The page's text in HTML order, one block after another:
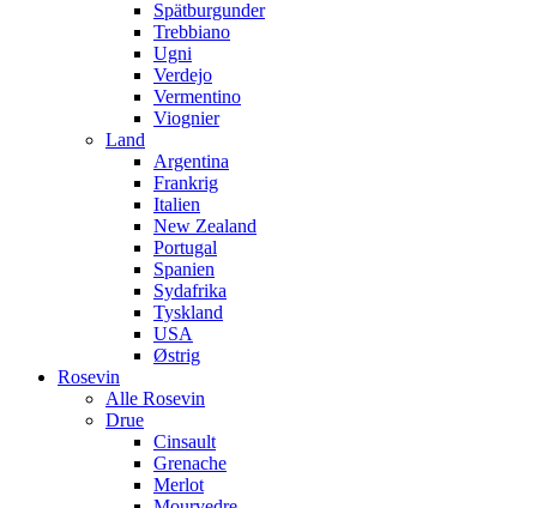
Spätburgunder
Trebbiano
Ugni
Verdejo
Vermentino
Viognier
Land
Argentina
Frankrig
Italien
New Zealand
Portugal
Spanien
Sydafrika
Tyskland
USA
Østrig
Rosevin
Alle Rosevin
Drue
Cinsault
Grenache
Merlot